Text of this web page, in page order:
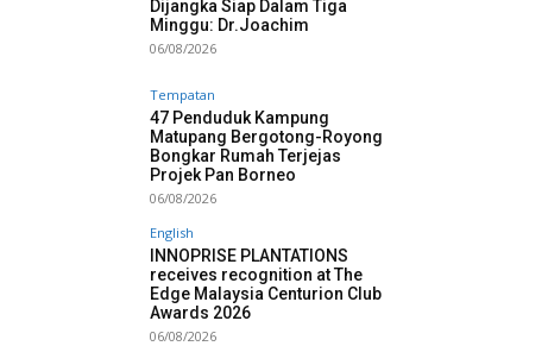
Dijangka Siap Dalam Tiga
Minggu: Dr.Joachim
06/08/2026
Tempatan
47 Penduduk Kampung
Matupang Bergotong-Royong
Bongkar Rumah Terjejas
Projek Pan Borneo
06/08/2026
English
INNOPRISE PLANTATIONS
receives recognition at The
Edge Malaysia Centurion Club
Awards 2026
06/08/2026